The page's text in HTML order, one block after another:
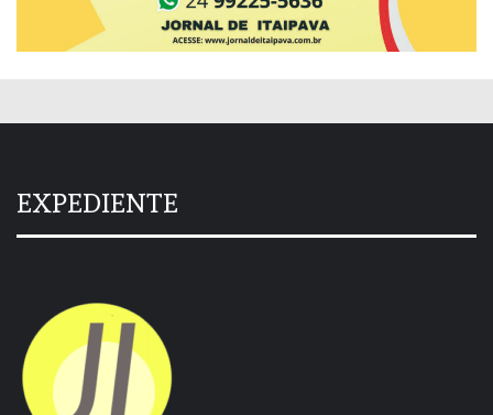
EXPEDIENTE